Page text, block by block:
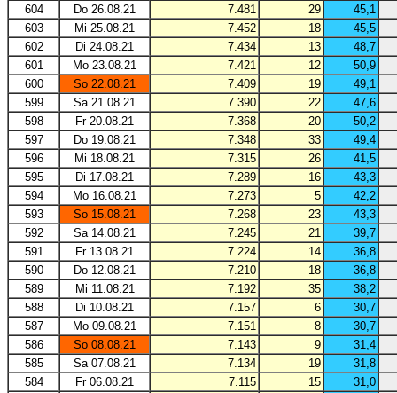
604
Do 26.08.21 7.481 29
45,1
603
Mi 25.08.21 7.452 18
45,5
602
Di 24.08.21 7.434 13
48,7
601
Mo 23.08.21 7.421 12
50,9
600
So 22.08.21 7.409 19
49,1
599
Sa 21.08.21 7.390 22
47,6
598
Fr 20.08.21 7.368 20
50,2
597
Do 19.08.21 7.348 33
49,4
596
Mi 18.08.21 7.315 26
41,5
595
Di 17.08.21 7.289 16
43,3
594
Mo 16.08.21 7.273 5
42,2
593
So 15.08.21 7.268 23
43,3
592
Sa 14.08.21 7.245 21
39,7
591
Fr 13.08.21 7.224 14
36,8
590
Do 12.08.21 7.210 18
36,8
589
Mi 11.08.21 7.192 35
38,2
588
Di 10.08.21 7.157 6
30,7
587
Mo 09.08.21 7.151 8
30,7
586
So 08.08.21 7.143 9
31,4
585
Sa 07.08.21 7.134 19
31,8
584
Fr 06.08.21 7.115 15
31,0